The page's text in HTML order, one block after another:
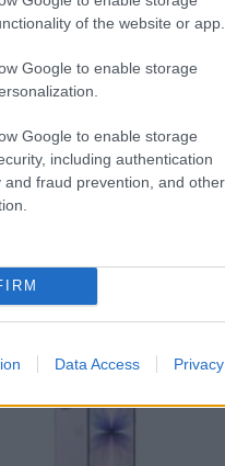
of the website or app.
Google to enable storage
Google to enable storage
including authentication
and fraud prevention, and other
Data Access
Apple iPhone 16
260.000 Ft (új)
Apple iPhone 17